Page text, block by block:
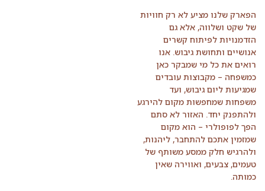
הפארק שלנו מציע לא רק חוויות
של שקט ושלווה, אלא גם
הזדמנויות לפיתוח קשרים
אנושיים ותחושת גיבוש. אנו
רואים את כל מי שמבקר כאן
כמשפחה – מקבוצות עובדים
שמגיעות ליום גיבוש, ועד
משפחות שמחפשות מקום להירגע
ולהתפנק יחד. האזור לא סתם
הפך לפופולרי – הוא מקום
שמזמין אתכם להתחבר, ליהנות,
ולהרגיש חלק ממסע משותף של
טעמים, צבעים, ואווירה שאין
כמותה.